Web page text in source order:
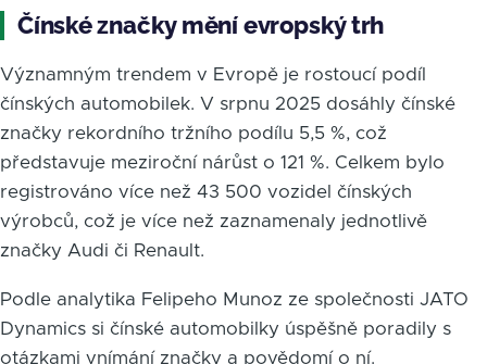
Čínské značky mění evropský trh
Významným trendem v Evropě je rostoucí podíl
čínských automobilek. V srpnu 2025 dosáhly čínské
značky rekordního tržního podílu 5,5 %, což
představuje meziroční nárůst o 121 %. Celkem bylo
registrováno více než 43 500 vozidel čínských
výrobců, což je více než zaznamenaly jednotlivě
značky Audi či Renault.
Podle analytika Felipeho Munoz ze společnosti JATO
Dynamics si čínské automobilky úspěšně poradily s
otázkami vnímání značky a povědomí o ní.